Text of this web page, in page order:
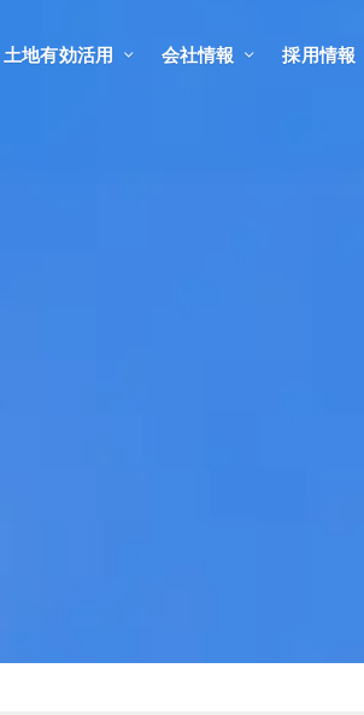
土地有効活用 会社情報 採用情報